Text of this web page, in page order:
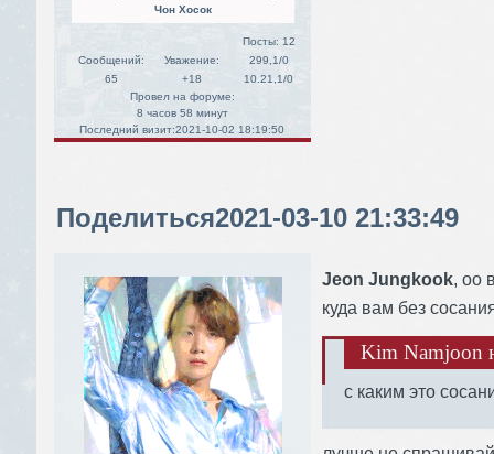
Чон Хосок
Сообщений:
65
Уважение:
+18
Посты: 12
299,1/0
10.21,1/0
Провел на форуме:
8 часов 58 минут
Последний визит:2021-10-02 18:19:50
Поделиться2021-03-10 21:33:49
Jeon Jungkook, оо
куда вам без
Kim Namjoon
с каким это